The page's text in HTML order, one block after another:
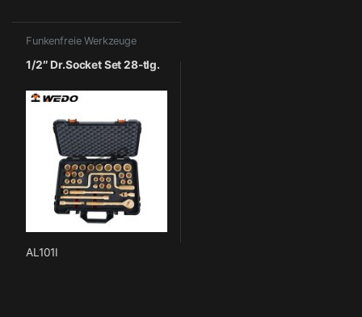
Funkenfreie Werkzeuge
1/2″ Dr.Socket Set 28-tlg.
AL101I